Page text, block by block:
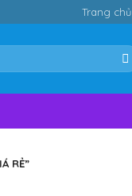
Trang chủ
RẺ”